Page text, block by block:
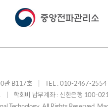
관 B117호 | TEL : 010-2467-
회비 납부계좌 : 신한은행 100-